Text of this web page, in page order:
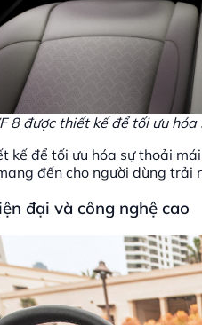
8 được thiết kế để tối ưu
kế để tối ưu hóa sự thoải
đến cho người dùng trải
đại và công nghệ cao